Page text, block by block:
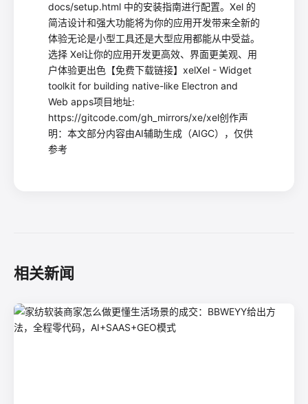
docs/setup.html 中的安装指南进行配置。Xel 的
简洁设计和强大功能将为你的应用开发带来全新的
体验无论是小型工具还是大型应用都能从中受益。
选择 Xel让你的应用开发更高效、界面更美观、用
户体验更出色【免费下载链接】xelXel - Widget
toolkit for building native-like Electron and
Web apps项目地址:
https://gitcode.com/gh_mirrors/xe/xel创作声
明：本文部分内容由AI辅助生成（AIGC），仅供
参考
相关新闻